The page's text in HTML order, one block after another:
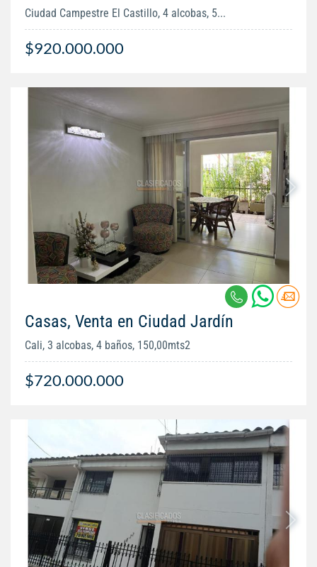
Ciudad Campestre El Castillo, 4 alcobas, 5...
$920.000.000
Casas, Venta en Ciudad Jardín
Cali, 3 alcobas, 4 baños, 150,00mts2
$720.000.000